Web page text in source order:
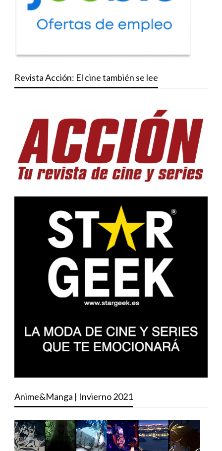
Revista Acción: El cine también se lee
Anime&Manga | Invierno 2021